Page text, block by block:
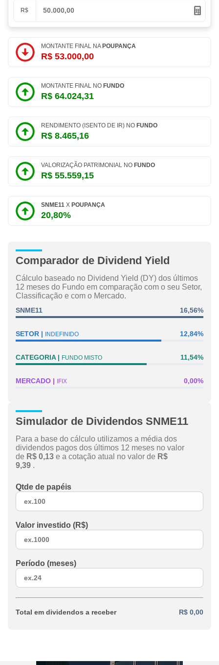
R$
MONTANTE FINAL NA POUPANÇA
R$ 53.000,00
MONTANTE FINAL NO FUNDO
R$ 64.024,31
RENDIMENTO (ISENTO DE IR) NO FUNDO
R$ 8.465,16
VALORIZAÇÃO PATRIMONIAL NO FUNDO
R$ 55.559,15
SNME11 X POUPANÇA
20,80%
Comparador de Dividend Yield
Cálculo baseado no Dividend Yield (DY) dos últimos
12 meses do Fundo em comparação com o seu Setor,
Classificação e com o Mercado.
SNME11 16,56%
SETOR INDEFINIDO 12,84%
CATEGORIA FUNDO MISTO 11,54%
MERCADO IFIX 0,00%
Simulador de Dividendos SNME11
Para a base do cálculo utilizamos a média dos
dividendos pagos dos últimos 12 meses no valor
de R$ 0,13 e a cotação atual no valor de R$
9,39 .
Qtde de papéis
Valor investido (R$)
Período (meses)
Total em dividendos a receber R$ 0,00